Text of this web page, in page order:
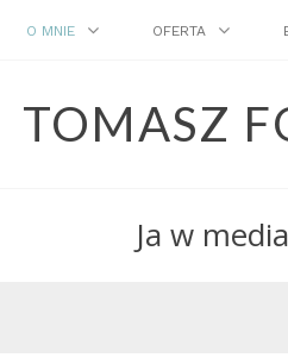
O MNIE OFERTA
TOMASZ
Ja w